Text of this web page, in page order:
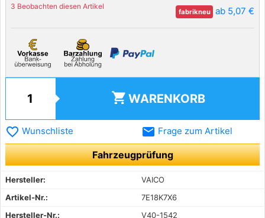
3 Beobachten diesen Artikel
fabrikneu ab 5,07 €
shopping_cart WARENKORB
favorite_border Wunschliste email Frage zum Artikel
Fahrzeugprüfung
Hersteller:
VAICO
Artikel-Nr.:
7E18K7X6
Hersteller-Nr.:
V40-1542